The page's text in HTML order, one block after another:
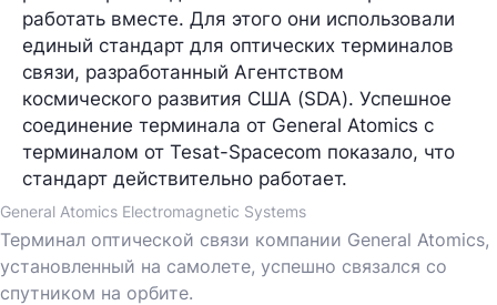
работать вместе. Для этого они использовали
единый стандарт для оптических терминалов
связи, разработанный Агентством
космического развития США (SDA). Успешное
соединение терминала от General Atomics с
терминалом от Tesat-Spacecom показало, что
стандарт действительно работает.
General Atomics Electromagnetic Systems
Терминал оптической связи компании General Atomics,
установленный на самолете, успешно связался со
спутником на орбите.